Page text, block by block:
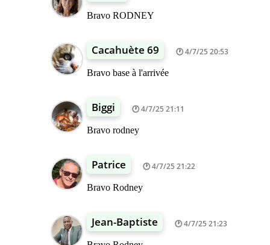
Bravo RODNEY
Cacahuète 69 4/7/25 20:53
Bravo base à l'arrivée
Biggi 4/7/25 21:11
Bravo rodney
Patrice 4/7/25 21:22
Bravo Rodney
Jean-Baptiste 4/7/25 21:23